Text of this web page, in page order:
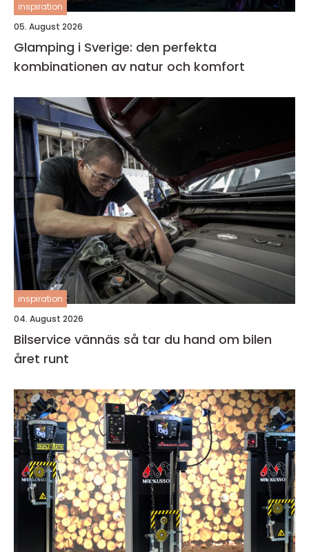
inspiration
05. August 2026
Glamping i Sverige: den perfekta
kombinationen av natur och komfort
inspiration
04. August 2026
Bilservice vännäs så tar du hand om bilen
året runt